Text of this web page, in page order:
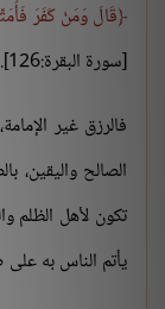
قَالَ وَمَنْ كَفَرَ
[سورة البقرة:126].
فالرزق غير
الصالح واليقين،
تكون لأهل الظلم
يأتم الناس به